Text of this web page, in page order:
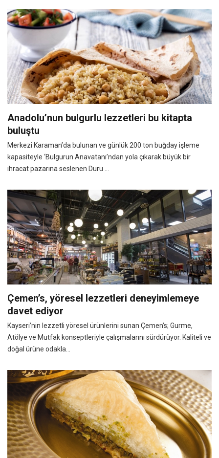
Anadolu’nun bulgurlu lezzetleri bu kitapta
buluştu
Merkezi Karaman’da bulunan ve günlük 200 ton buğday işleme
kapasiteyle ‘Bulgurun Anavatanı’ndan yola çıkarak büyük bir
ihracat pazarına seslenen Duru ...
Çemen’s, yöresel lezzetleri deneyimlemeye
davet ediyor
Kayseri’nin lezzetli yöresel ürünlerini sunan Çemen’s; Gurme,
Atölye ve Mutfak konseptleriyle çalışmalarını sürdürüyor. Kaliteli ve
doğal ürüne odakla...